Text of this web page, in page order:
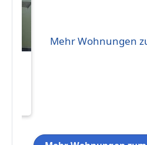
Mehr Wohnungen